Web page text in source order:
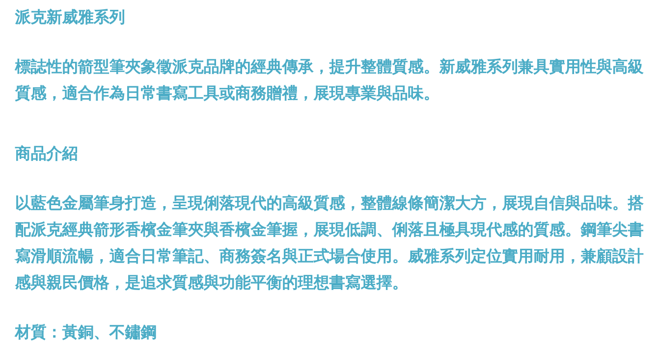
派克新威雅系列
標誌性的箭型筆夾象徵派克品牌的經典傳承，提升整體質感。新威雅系列兼具實用性與高級
質感，適合作為日常書寫工具或商務贈禮，展現專業與品味。
商品介紹
以藍色金屬筆身打造，呈現俐落現代的高級質感，整體線條簡潔大方，展現自信與品味。搭
配派克經典箭形香檳金筆夾與香檳金筆握， 展現低調、俐落且極具現代感的質感。鋼筆尖書
寫滑順流暢，適合日常筆記、商務簽名與正式場合使用。威雅系列定位實用耐用，兼顧設計
感與親民價格，是追求質感與功能平衡的理想書寫選擇。
材質：黃銅、不鏽鋼